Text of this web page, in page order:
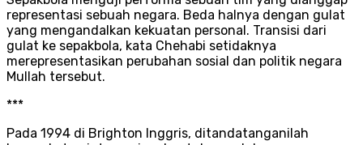
representasi sebuah negara. Beda halnya dengan gulat
yang mengandalkan kekuatan personal. Transisi dari
gulat ke sepakbola, kata Chehabi setidaknya
merepresentasikan perubahan sosial dan politik negara
Mullah tersebut.
***
Pada 1994 di Brighton Inggris, ditandatanganilah